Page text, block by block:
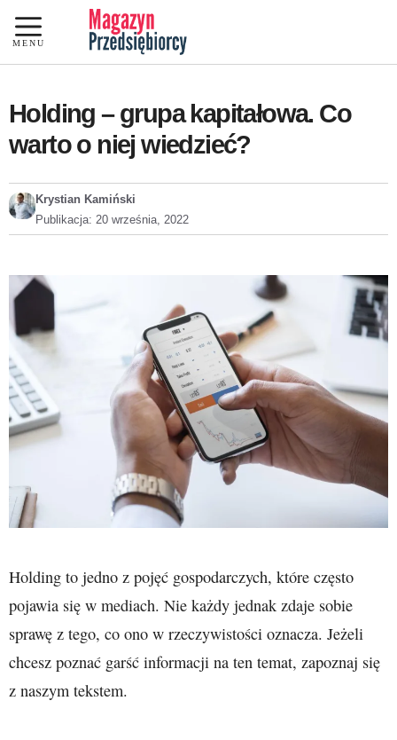
Przejdź
do
treści
MENU
Holding – grupa kapitałowa. Co
warto o niej wiedzieć?
Krystian Kamiński
Publikacja: 20 września, 2022
Holding to jedno z pojęć gospodarczych, które często
pojawia się w mediach. Nie każdy jednak zdaje sobie
sprawę z tego, co ono w rzeczywistości oznacza. Jeżeli
chcesz poznać garść informacji na ten temat, zapoznaj się
z naszym tekstem.